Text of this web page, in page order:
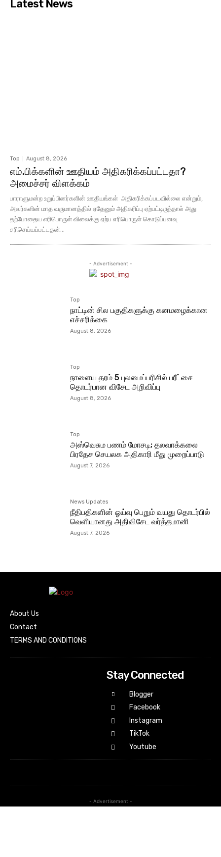
Latest News
Top August 8, 2026
எம்.பிக்களின் ஊதியம் அதிகரிக்கப்பட்டதா?
அமைச்சர் விளக்கம்
பாராளுமன்ற உறுப்பினர்களின் ஊதியங்கள் அதிகரிக்கப்படவில்லை என்றும்,
அவர்களின் மாத வருமானத்தில் ஏதேனும் அதிகரிப்பு ஏற்பட்டிருந்தால் அது
தற்போதைய எரிபொருள் விலைக்கு ஏற்ப எரிபொருள் கொடுப்பனவு
சரிசெய்யப்பட்டதன்...
- Advertisement -
Top
நாட்டின் சில பகுதிகளுக்கு கனமழைக்கான
எச்சரிக்கை
August 8, 2026
Top
நாளைய தரம் 5 புலமைப்பரிசில் பரீட்சை
தொடர்பான விசேட அறிவிப்பு
August 8, 2026
Top
அஸ்வெசும பணம் மோசடி; தலவாக்கலை
பிரதேச செயலக அதிகாரி மீது முறைப்பாடு
August 7, 2026
News Updates
நீதிபதிகளின் ஓய்வு பெறும் வயது தொடர்பில்
வெளியானது அதிவிசேட வர்த்தமானி
August 7, 2026
About Us
Contact
TERMS AND CONDITIONS
Stay Connected
Blogger
Facebook
Instagram
TikTok
Youtube
- Advertisement -